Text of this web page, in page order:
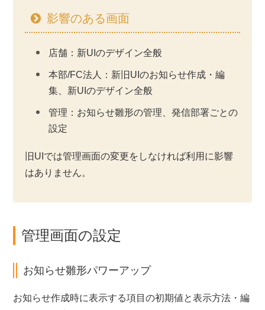
影響のある画面
店舗：新UIのデザイン全般
本部/FC法人：新旧UIのお知らせ作成・編
集、新UIのデザイン全般
管理：お知らせ雛形の管理、発信部署ごとの
設定
旧UIでは管理画面の変更をしなければ利用に影響
はありません。
管理画面の設定
お知らせ雛形パワーアップ
お知らせ作成時に表示する項目の初期値と表示方法・編